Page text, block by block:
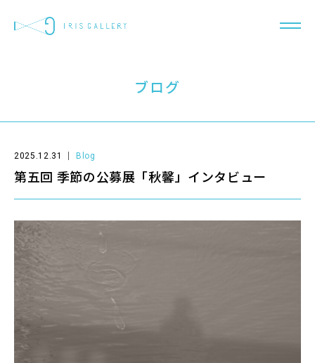
ブログ
2025.12.31 Blog
第五回 季節の公募展「秋馨」インタビュー